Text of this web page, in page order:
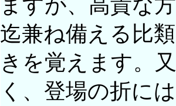
ますが、高貴な
迄兼ね備える比
きを覚えます。
く、登場の折に